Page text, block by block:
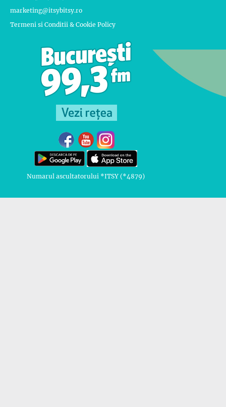
marketing@itsybitsy.ro
Termeni si Conditii & Cookie Policy
Numarul ascultatorului *ITSY (*4879)